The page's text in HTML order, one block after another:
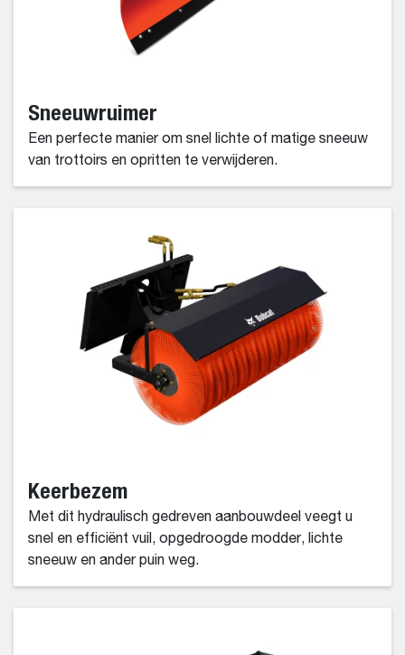
Sneeuwruimer
Een perfecte manier om snel lichte of matige sneeuw
van trottoirs en opritten te verwijderen.
Keerbezem
Met dit hydraulisch gedreven aanbouwdeel veegt u
snel en efficiënt vuil, opgedroogde modder, lichte
sneeuw en ander puin weg.